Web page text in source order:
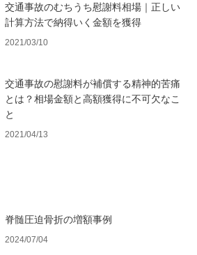
交通事故のむちうち慰謝料相場｜正しい
計算方法で納得いく金額を獲得
2021/03/10
交通事故の慰謝料が補償する精神的苦痛
とは？相場金額と高額獲得に不可欠なこ
と
2021/04/13
脊髄圧迫骨折の増額事例
2024/07/04